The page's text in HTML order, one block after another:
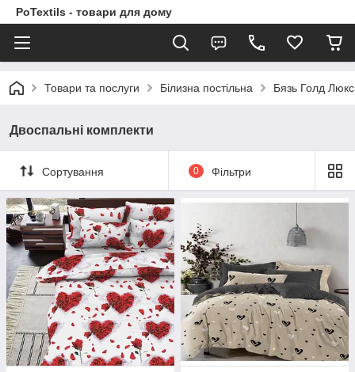
PoTextils - товари для дому
Товари та послуги Білизна постільна Бязь Голд Люкс
Двоспальні комплекти
Сортування 0 Фільтри